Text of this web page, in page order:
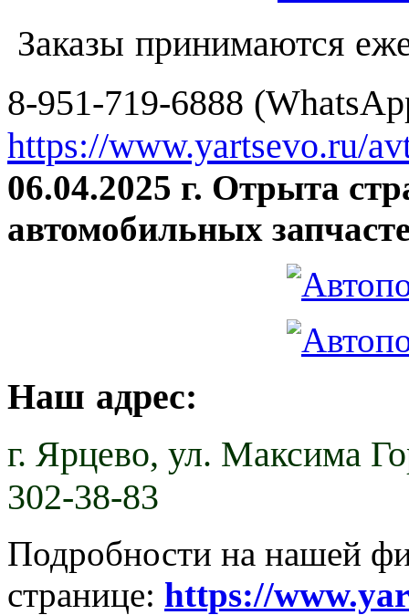
Заказы принимаются
8-951-719-6888
https://www.yartsevo.ru/
06.04.2025 г. Отрыта
автомобильных
Наш адрес:
г. Ярцево, ул. Максима
302-38-83
Подробности на нашей
странице: https://